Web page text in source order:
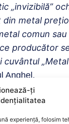
ți
experiență, folosim
„invizibilă”
din metal
comun
producător
Anghel.
piaţă există şi
cu un